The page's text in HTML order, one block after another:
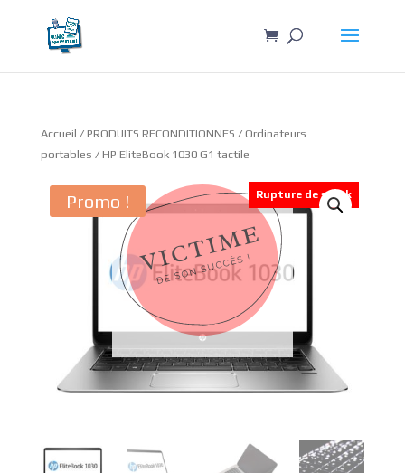
Accueil / PRODUITS RECONDITIONNES / Ordinateurs
portables / HP EliteBook 1030 G1 tactile
Promo ! Rupture de stock